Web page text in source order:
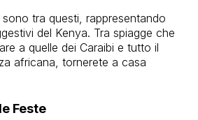
sono tra questi, rappresentando
del Kenya. Tra spiagge che
a quelle dei Caraibi e tutto il
africana, tornerete a casa
Feste